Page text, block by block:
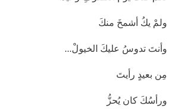
ولمْ يكُ أشمخَ منكَ
وأنتَ تدوسُ عليكَ الخيولْ...
مِن بعيدٍ رأيتَ
ورأسُكَ كان يُحزُّ